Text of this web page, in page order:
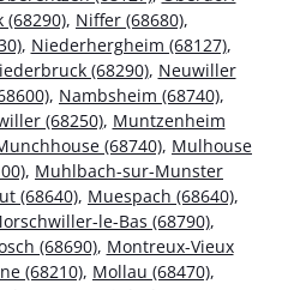
(68290), Niffer (68680),
, Niederhergheim (68127),
(68290), Neuwiller
, Nambsheim (68740),
(68250), Muntzenheim
(68740), Mulhouse
, Muhlbach-sur-Munster
(68640), Muespach (68640),
le-Bas (68790),
(68690), Montreux-Vieux
(68210), Mollau (68470),